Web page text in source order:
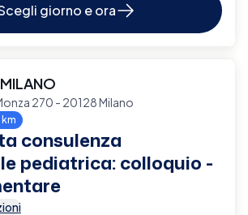
giorno e ora
270 - 20128 Milano
consulenza
pediatrica: colloquio -